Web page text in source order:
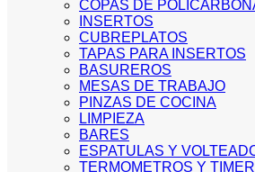
COPAS DE
INSERTOS
CUBREPLATOS
TAPAS PARA INSERTOS
BASUREROS
MESAS DE TRABAJO
PINZAS DE COCINA
LIMPIEZA
BARES
ESPATULAS Y
TERMOMETROS Y